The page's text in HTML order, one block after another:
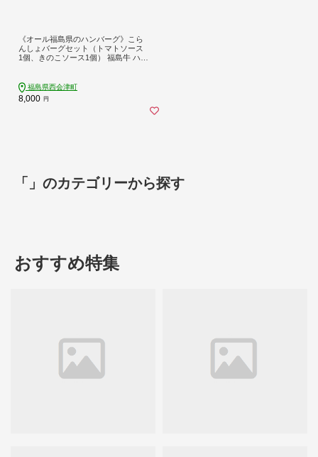
《オール福島県のハンバーグ》こら
んしょバーグセット（トマトソース
1個、きのこソース1個） 福島牛 ハン
備蓄 防災 非常食 食品 F4D-2582
福島県西会津町
8,000 円
「」のカテゴリーから探す
おすすめ特集